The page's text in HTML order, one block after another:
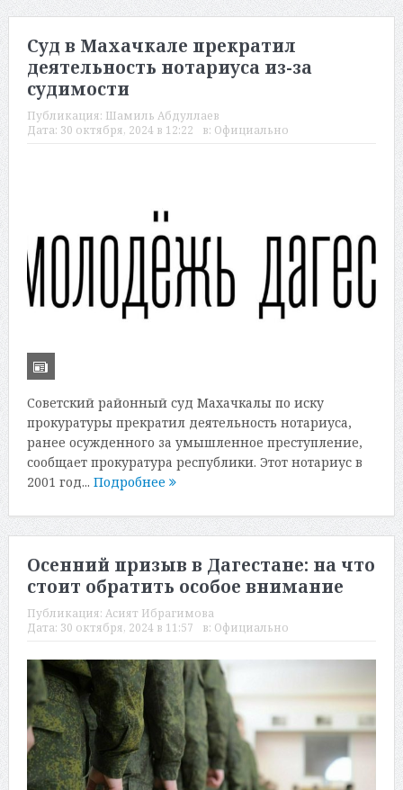
Суд в Махачкале прекратил
деятельность нотариуса из-за
судимости
Публикация: Шамиль Абдуллаев
Дата: 30 октября, 2024 в 12:22 в: Официально
Советский районный суд Махачкалы по иску
прокуратуры прекратил деятельность нотариуса,
ранее осужденного за умышленное преступление,
сообщает прокуратура республики. Этот нотариус в
2001 год... Подробнее
Осенний призыв в Дагестане: на что
стоит обратить особое внимание
Публикация: Асият Ибрагимова
Дата: 30 октября, 2024 в 11:57 в: Официально